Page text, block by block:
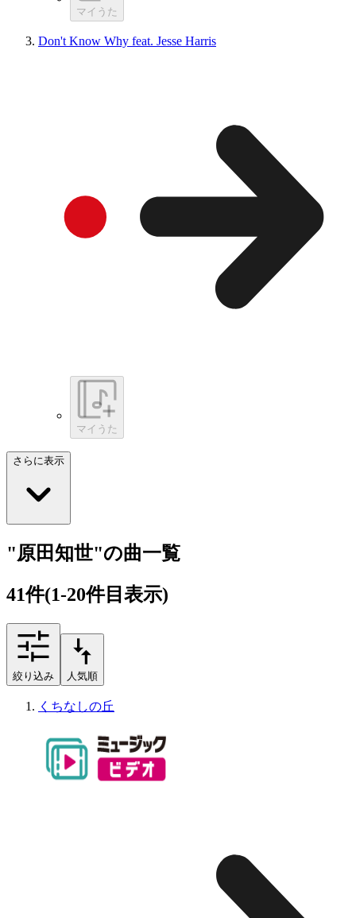
マイうた
Don't Know Why feat. Jesse Harris
マイうた
さらに表示
"原田知世"の曲一覧
41件(1-20件目表示)
絞り込み 人気順
くちなしの丘